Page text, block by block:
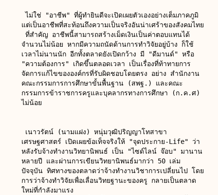
ไม่ใช่ "อาชีพ" ที่ผู้ทำยินดีจะเปิดเผยตัวเองอย่างเต็มภาคภูมิ
แต่เป็นอาชีพที่สะท้อนถึงความเป็นจริงอันน่าเศร้าของสังคมไทย
จำนวนไม่น้อย หากมีความถนัดด้านการทำวิจัยอยู่บ้าง ก็ใช้
เวลาไม่นานนัก อีกทั้งตลาดยังเปิดกว้าง มี "ดีมานด์" หรือ
"ความต้องการ" เกิดขึ้นตลอดเวลา เป็นเรื่องที่ท้าทายการ
จัดการแก้ไขขององค์กรที่รับผิดชอบโดยตรง อย่าง สำนักงาน
คณะกรรมการการศึกษาขั้นพื้นฐาน (สพฐ.) และคณะ
กรรมการข้าราชการครูและบุคลากรทางการศึกษา (ก.ค.ศ)
ไม่น้อย
เศรษฐศาสตร์ เปิดเผยข้อเท็จจริงให้ "จุดประกาย-Life" ว่า
หลังรับจ้างทำงานวิทยานิพนธ์ เป็น "ไซด์ไลน์ จ๊อบ" มานาน
หลายปี และผ่านการเขียนวิทยานิพนธ์มากว่า 50 เล่ม
ปัจจุบัน ทิศทางของตลาดว่าจ้างทำงานวิชาการเปลี่ยนไป โดย
การว่าจ้างทำวิจัยเพื่อเลื่อนวิทยฐานะของครู กลายเป็นตลาด
ใหม่ที่กำลังมาแรง